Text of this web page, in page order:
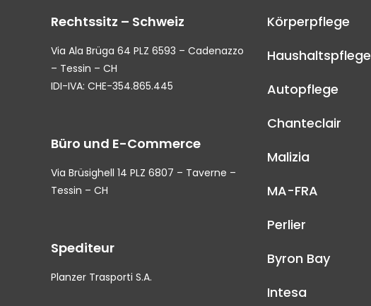
Rechtssitz – Schweiz
Via Ala Brüga 64 PLZ 6593 – Cadenazzo
– Tessin – CH
IDI-IVA: CHE-354.865.445
Büro und E-Commerce
Via Brüsighell 14 PLZ 6807 – Taverne –
Tessin – CH
Spediteur
Planzer Trasporti S.A.
Körperpflege
Haushaltspflege
Autopflege
Chanteclair
Malizia
MA-FRA
Perlier
Byron Bay
Intesa